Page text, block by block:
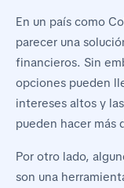
En un país como
parecer una
financieros. Sin
opciones pueden
intereses altos y
pueden hacer más
Por otro lado,
son una